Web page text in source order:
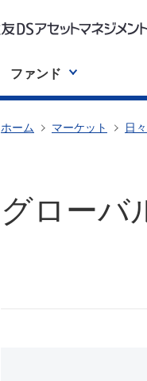
ファンド
ホーム マーケット 日
グローバ